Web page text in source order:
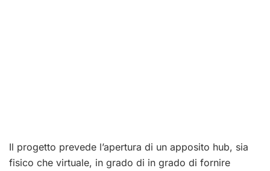
Il progetto prevede l’apertura di un apposito hub, sia
fisico che virtuale, in grado di in grado di fornire